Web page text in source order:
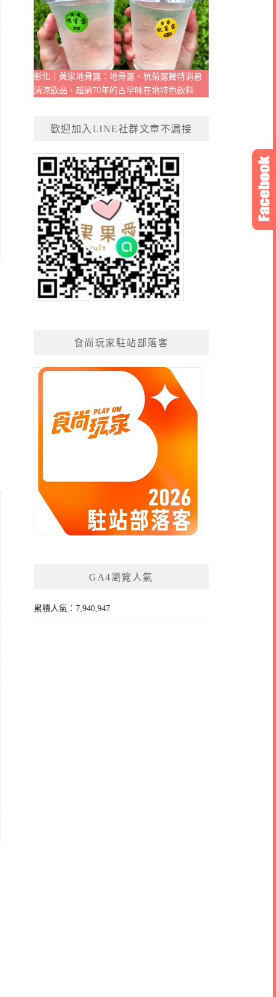
彰化｜黃家地骨露：地骨露、杭菊露獨特消暑
清涼飲品，超過70年的古早味在地特色飲料
歡迎加入LINE社群文章不漏接
食尚玩家駐站部落客
GA4瀏覽人氣
累積人氣：7,940,947